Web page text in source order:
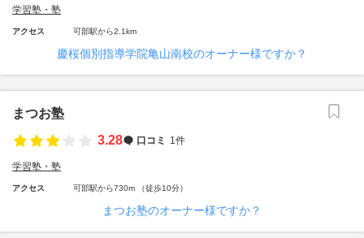
学習塾・塾
アクセス 可部駅から2.1km
慶桜個別指導学院亀山南校のオーナー様ですか？
まつお塾
3.28
口コミ 1件
学習塾・塾
アクセス 可部駅から730m （徒歩10分）
まつお塾のオーナー様ですか？